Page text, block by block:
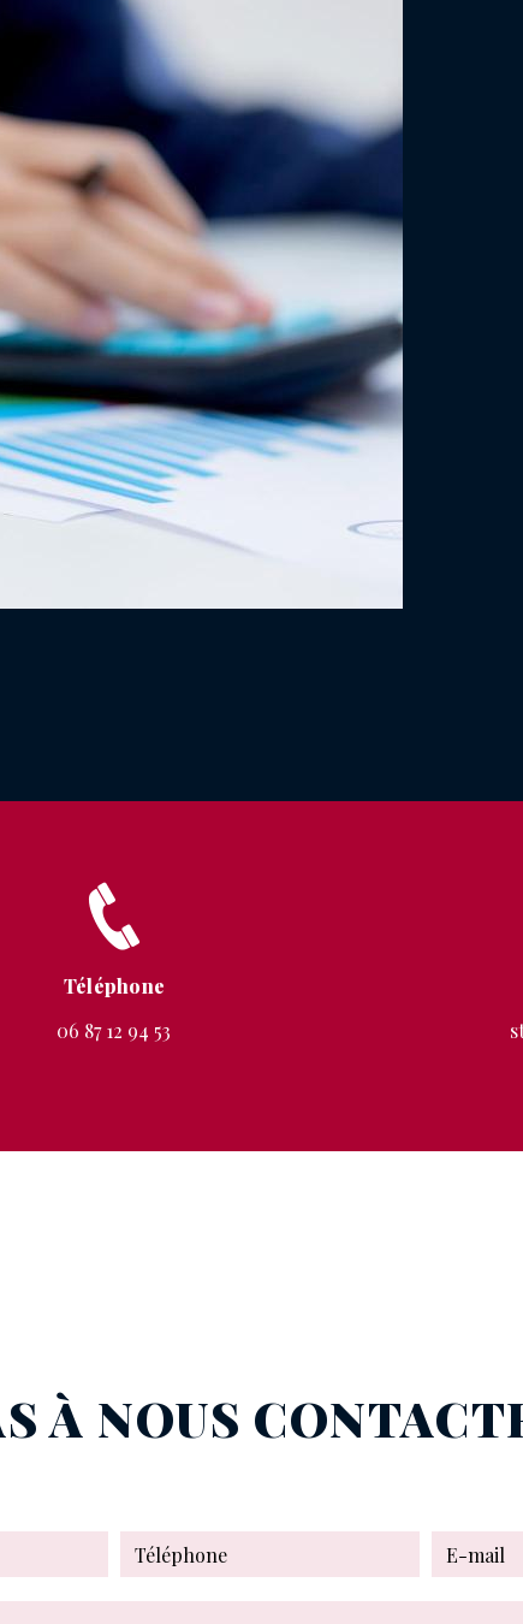
Téléphone
06 87 12 94 53
À NOUS